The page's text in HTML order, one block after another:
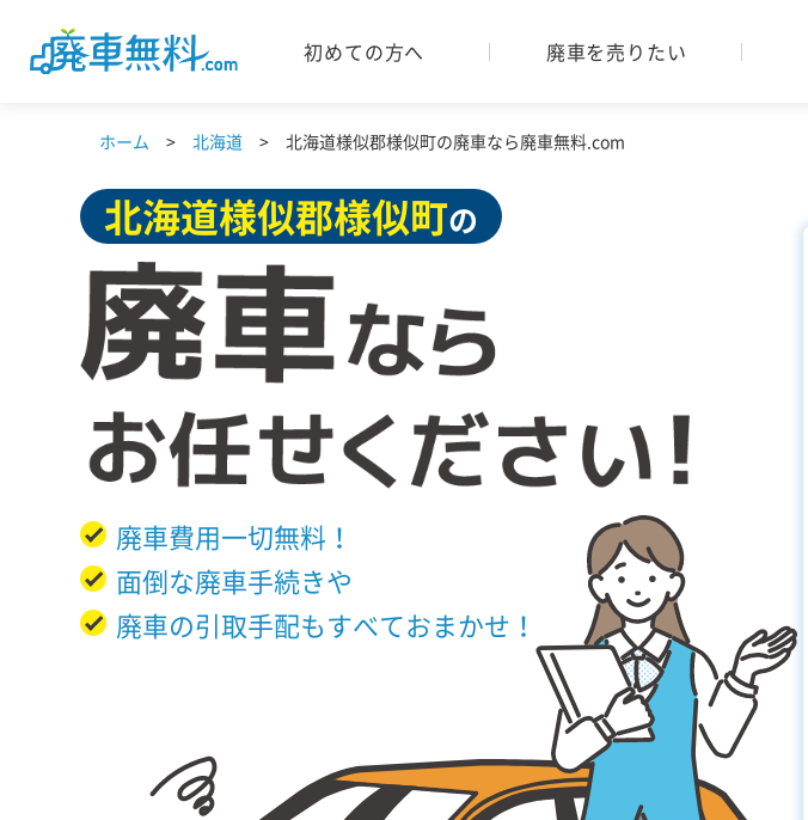
初めての方へ 廃車を売りたい
ホーム 北海道 北海道様似郡様似町の廃車なら廃車無料.com
北海道様似郡様似町の
廃車費用一切無料！
面倒な廃車手続きや
廃車の引取手配もすべておまかせ！